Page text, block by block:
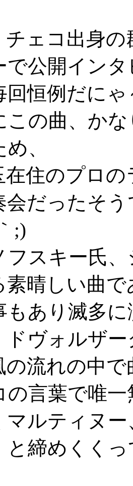
チェコ出身
で公開イン
回恒例だにゃ
この曲、か
、
在住のプロ
会だったそ
;)
フスキー氏
素晴しい曲
もあり滅多
ドヴォルザ
の流れの中
の言葉で唯
マルティヌ
と締めくく